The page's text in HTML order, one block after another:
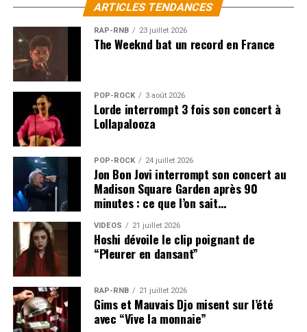
ARTICLES TENDANCES
RAP-RNB 23 juillet 2026
The Weeknd bat un record en France
POP-ROCK 3 août 2026
Lorde interrompt 3 fois son concert à
Lollapalooza
POP-ROCK 24 juillet 2026
Jon Bon Jovi interrompt son concert au
Madison Square Garden après 90
minutes : ce que l’on sait…
VIDEOS 21 juillet 2026
Hoshi dévoile le clip poignant de
“Pleurer en dansant”
RAP-RNB 21 juillet 2026
Gims et Mauvais Djo misent sur l’été
avec “Vive la monnaie”